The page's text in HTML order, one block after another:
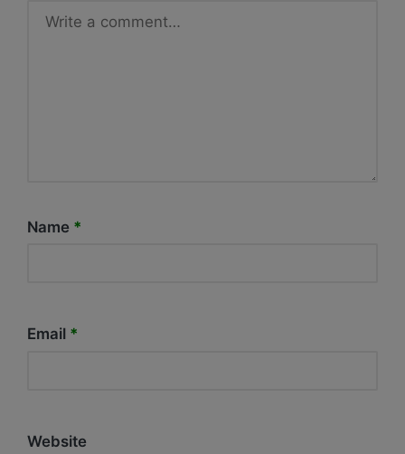
Name *
Email *
Website